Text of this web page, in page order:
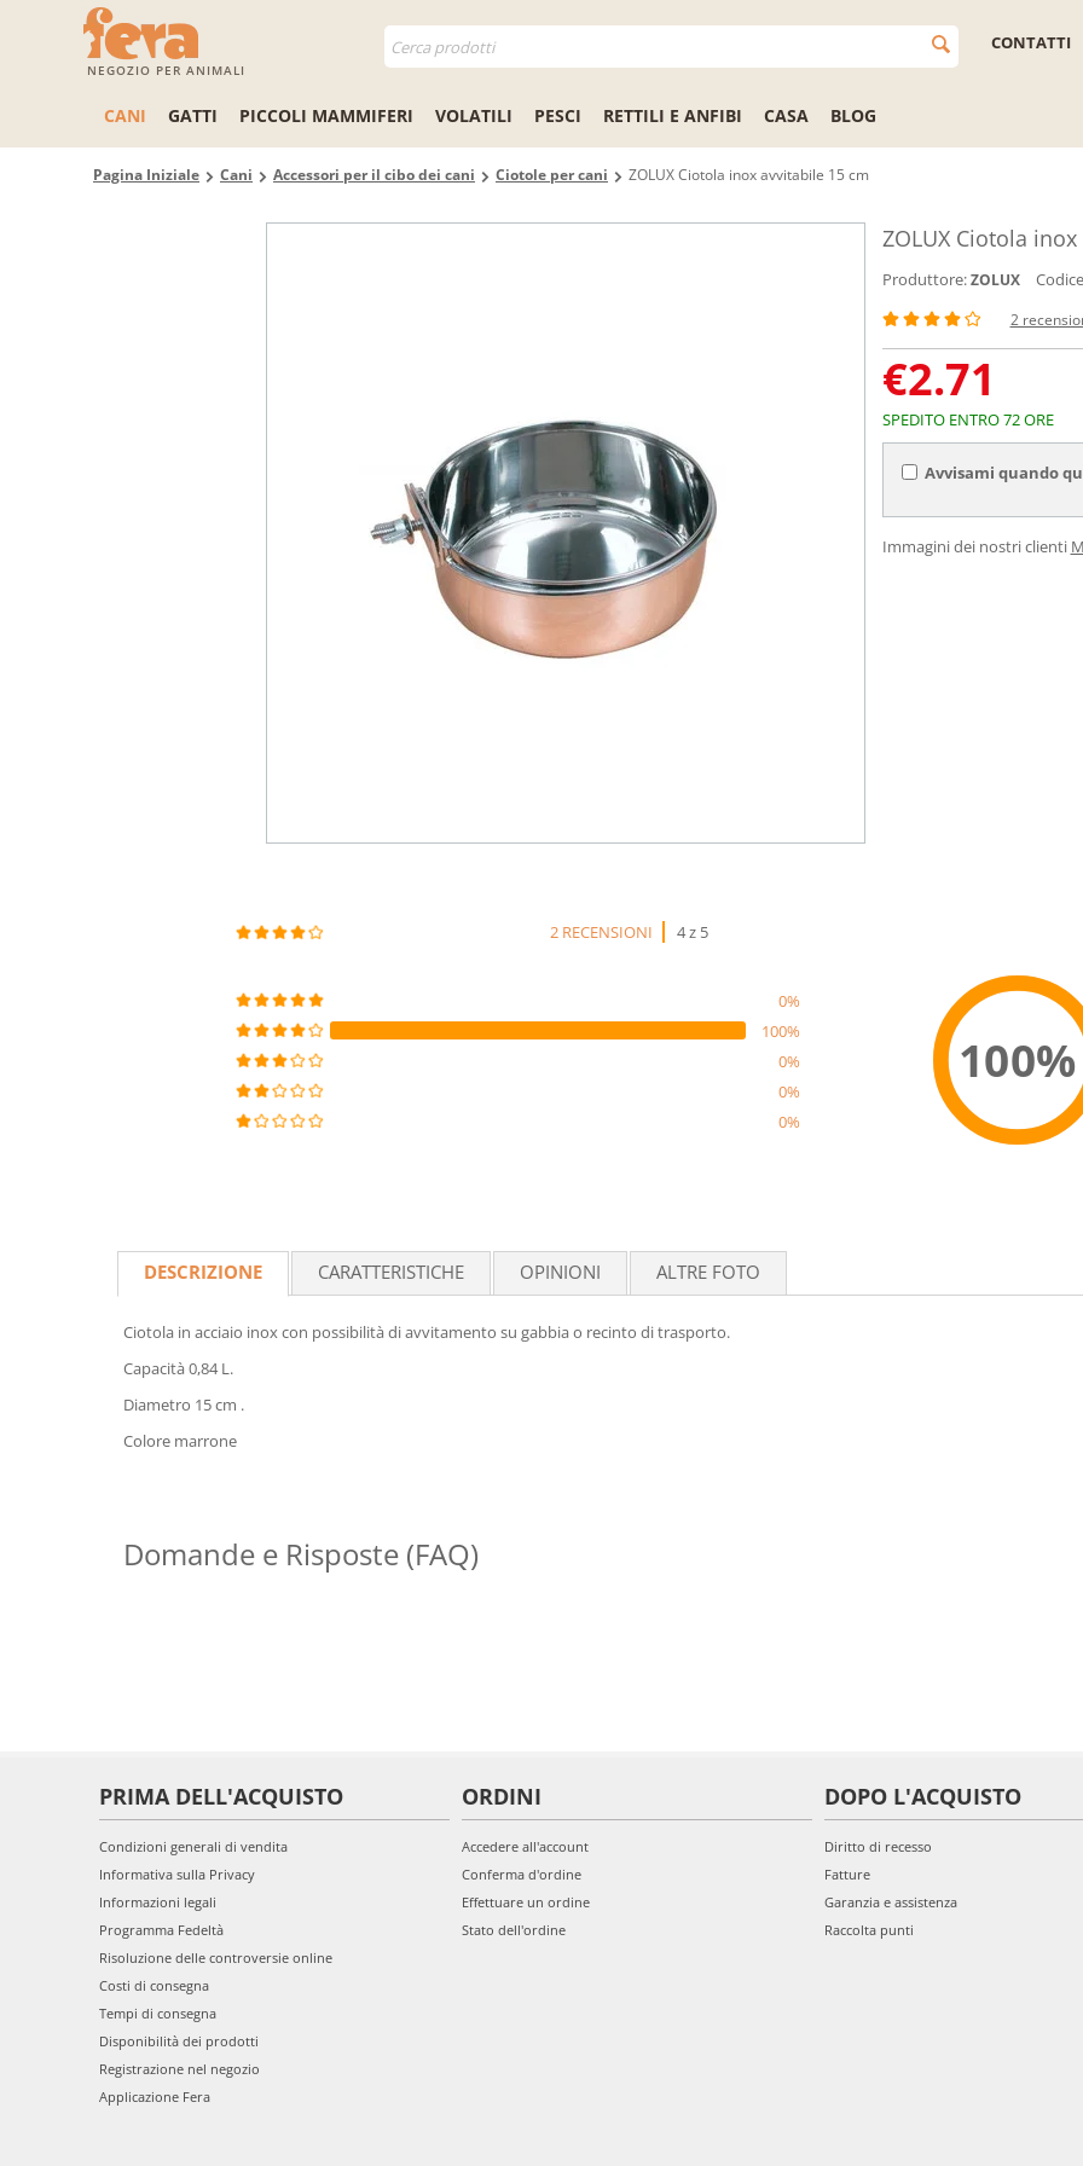
NEGOZIO PER ANIMALI
CONTATTI
CANI GATTI PICCOLI MAMMIFERI VOLATILI PESCI RETTILI E ANFIBI CASA BLOG
Pagina Iniziale Cani Accessori per il cibo dei cani Ciotole per cani ZOLUX Ciotola inox avvitabile 15 cm
ZOLUX Ciotola
Produttore: ZOLUX
2
€2.71
SPEDITO ENTRO 72 ORE
Avvisami quando
Immagini dei nostri clienti
2 RECENSIONI 4 z 5
0%
100%
0%
0%
0%
100%
DESCRIZIONE CARATTERISTICHE OPINIONI ALTRE FOTO
Ciotola in acciaio inox con possibilità di avvitamento su gabbia o recinto di trasporto.
Capacità 0,84 L.
Diametro 15 cm .
Colore marrone
Domande e Risposte (FAQ)
PRIMA DELL'ACQUISTO
Condizioni generali di vendita
Informativa sulla Privacy
Informazioni legali
Programma Fedeltà
Risoluzione delle controversie online
Costi di consegna
Tempi di consegna
Disponibilità dei prodotti
Registrazione nel negozio
Applicazione Fera
ORDINI
Accedere all'account
Conferma d'ordine
Effettuare un ordine
Stato dell'ordine
DOPO L'ACQUISTO
Diritto di recesso
Fatture
Garanzia e assistenza
Raccolta punti